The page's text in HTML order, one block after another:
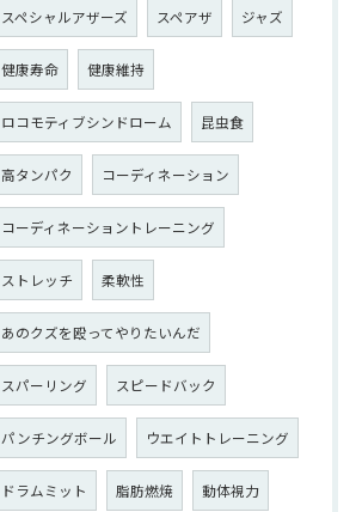
スペシャルアザーズ スペアザ ジャズ
健康寿命 健康維持
ロコモティブシンドローム 昆虫食
高タンパク コーディネーション
コーディネーショントレーニング
ストレッチ 柔軟性
あのクズを殴ってやりたいんだ
スパーリング スピードバック
パンチングボール ウエイトトレーニング
ドラムミット 脂肪燃焼 動体視力